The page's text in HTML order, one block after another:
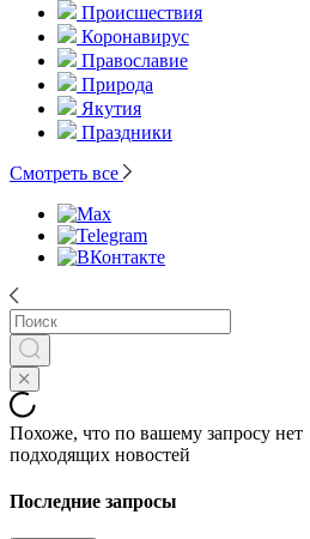
Происшествия
Коронавирус
Православие
Природа
Якутия
Праздники
Смотреть все
Похоже, что по вашему запросу нет
подходящих новостей
Последние запросы